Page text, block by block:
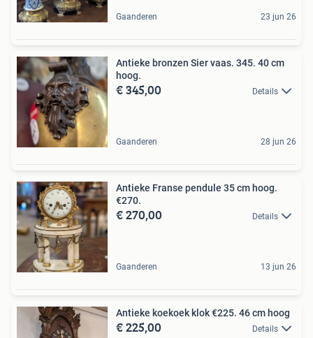
Gaanderen 23 jun 26
Antieke bronzen Sier vaas. 345. 40 cm
hoog.
€ 345,00 Details
Gaanderen 28 jun 26
Antieke Franse pendule 35 cm hoog.
€270.
€ 270,00 Details
Gaanderen 13 jun 26
Antieke koekoek klok €225. 46 cm hoog
€ 225,00 Details